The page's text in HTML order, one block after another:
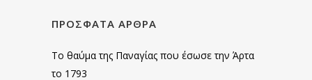
ΠΡΌΣΦΑΤΑ ΆΡΘΡΑ
Το θαύμα της Παναγίας που έσωσε την Άρτα
το 1793